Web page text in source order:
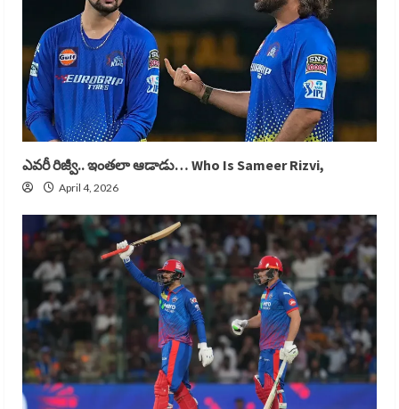
ఎవరీ రిజ్వీ.. ఇంతలా ఆడాడు… Who Is Sameer Rizvi,
April 4, 2026